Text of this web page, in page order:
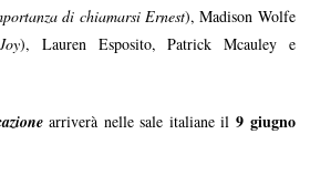
di chiamarsi Ernest), Madison Wolfe
), Lauren Esposito, Patrick Mcauley e
arriverà nelle sale italiane il9 giugno